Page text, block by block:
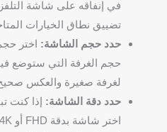
في إنفاقه على شاشة
تضييق نطاق الخيارات
حدد حجم الشاشة: اختر
حجم الغرفة التي ستوضع
لغرفة صغيرة والعكس
حدد دقة الشاشة: إذا كنت